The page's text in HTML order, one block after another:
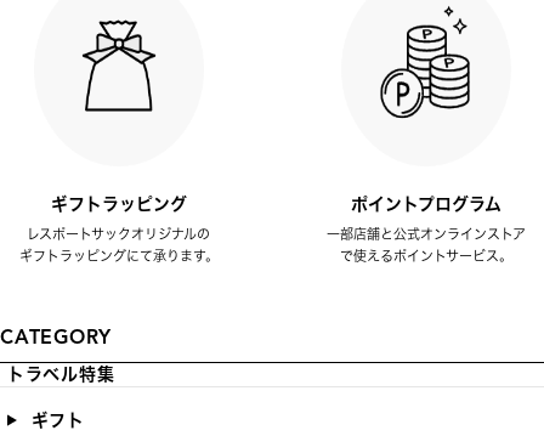
ギフトラッピング
レスポートサックオリジナルの
ギフトラッピングにて承ります。
ポイントプログラム
一部店舗と公式オンラインストア
で使えるポイントサービス。
CATEGORY
トラベル特集
ギフト